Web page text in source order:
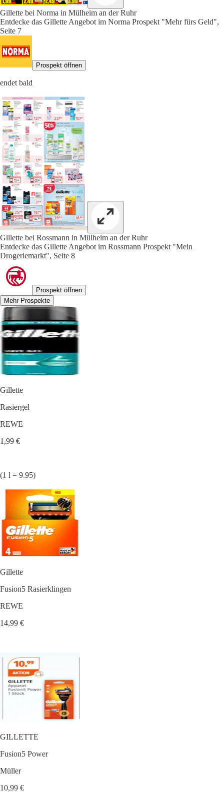
Gillette bei Norma in Mülheim an der Ruhr
Entdecke das Gillette Angebot im Norma Prospekt "Mehr fürs Geld",
Seite 7
Prospekt öffnen
endet bald
Gillette bei Rossmann in Mülheim an der Ruhr
Entdecke das Gillette Angebot im Rossmann Prospekt "Mein
Drogeriemarkt", Seite 8
Prospekt öffnen
Mehr Prospekte
Gillette
Rasiergel
REWE
1,99 €
(1 l = 9.95)
Gillette
Fusion5 Rasierklingen
REWE
14,99 €
GILLETTE
Fusion5 Power
Müller
10,99 €